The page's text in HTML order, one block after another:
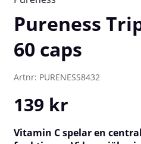
Pureness
60 caps
Artnr: PURENESS8432
139 kr
Vitamin C spelar en